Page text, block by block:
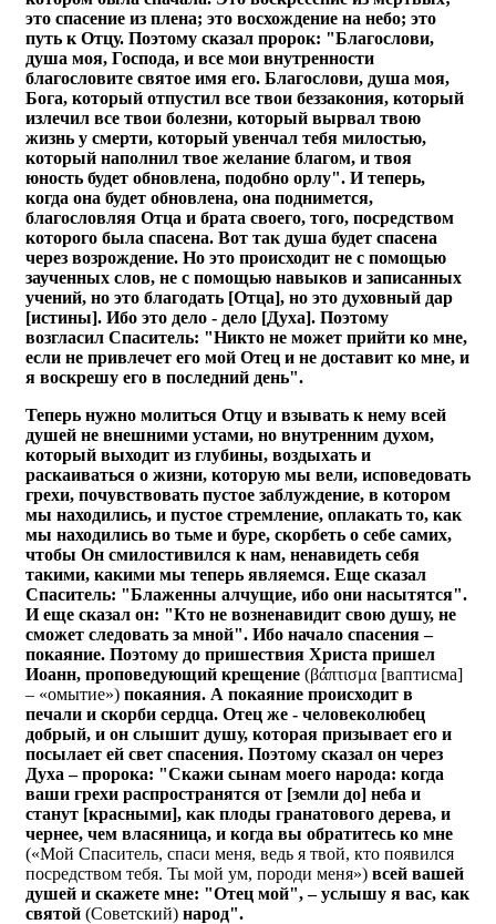
это спасение из плена; это восхождение на небо; это
путь к Отцу. Поэтому сказал пророк: "Благослови,
душа моя, Господа, и все мои внутренности
благословите святое имя его. Благослови, душа моя,
Бога, который отпустил все твои беззакония, который
излечил все твои болезни, который вырвал твою
жизнь у смерти, который увенчал тебя милостью,
который наполнил твое желание благом, и твоя
юность будет обновлена, подобно орлу". И теперь,
когда она будет обновлена, она поднимется,
благословляя Отца и брата своего, того, посредством
которого была спасена. Вот так душа будет спасена
через возрождение. Но это происходит не с помощью
заученных слов, не с помощью навыков и записанных
учений, но это благодать [Отца], но это духовный дар
[истины]. Ибо это дело - дело [Духа]. Поэтому
возгласил Спаситель: "Никто не может прийти ко мне,
если не привлечет его мой Отец и не доставит ко мне, и
я воскрешу его в последний день".
Теперь нужно молиться Отцу и взывать к нему всей
душей не внешними устами, но внутренним духом,
который выходит из глубины, воздыхать и
раскаиваться о жизни, которую мы вели, исповедовать
грехи, почувствовать пустое заблуждение, в котором
мы находились, и пустое стремление, оплакать то, как
мы находились во тьме и буре, скорбеть о себе самих,
чтобы Он смилостивился к нам, ненавидеть себя
такими, какими мы теперь являемся. Еще сказал
Спаситель: "Блаженны алчущие, ибо они насытятся".
И еще сказал он: "Кто не возненавидит свою душу, не
сможет следовать за мной". Ибо начало спасения –
покаяние. Поэтому до пришествия Христа пришел
Иоанн, проповедующий крещение (βάπτισμα [ваптисма]
– «омытие») покаяния. А покаяние происходит в
печали и скорби сердца. Отец же - человеколюбец
добрый, и он слышит душу, которая призывает его и
посылает ей свет спасения. Поэтому сказал он через
Духа – пророка: "Скажи сынам моего народа: когда
ваши грехи распространятся от [земли до] неба и
станут [красными], как плоды гранатового дерева, и
чернее, чем власяница, и когда вы обратитесь ко мне
(«Мой Спаситель, спаси меня, ведь я твой, кто появился
посредством тебя. Ты мой ум, породи меня») всей вашей
душей и скажете мне: "Отец мой", – услышу я вас, как
святой (Советский) народ".